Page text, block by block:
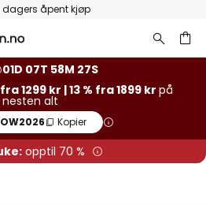
dagers åpent kjøp
01D 07T 58M 27S
1299 kr | 13 % fra 1899 krpå
nesten alt
Kopier
opptil 70 %